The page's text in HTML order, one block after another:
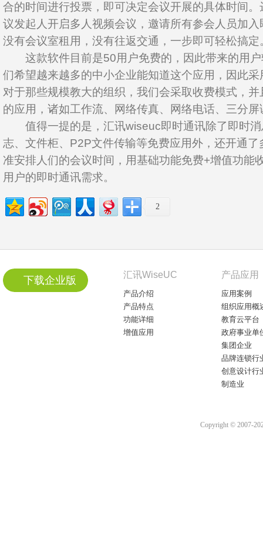
合的时间进行投票，即可决定会议开展的具体时间
议发起人开启多人视频会议，邀请所有参会人员加
没有会议室租用，没有往返交通，一步即可轻松搞定
这款软件目前是50用户免费的，因此带来的用户
们希望越来越多的中小企业能知道这个应用，因此
对于那些规模教大的组织，我们会采取收费模式，
的应用，诸如工作流、网络传真、网络电话、三分屏
值得一提的是，汇讯wiseuc即时通讯除了即时消
志、文件柜、P2P文件传输等免费应用外，还开通
准安排人们的会议时间，用基础功能免费+增值功能
用户的即时通讯需求。
2
下载企业版 汇讯WiseUC
产品介绍
产品特点
功能详细
增值应用
产品应用
应用案例
组织应用概
教育云平台
政府事业单
集团企业
品牌连锁行
创意设计行
制造业
Copyright © 2007-